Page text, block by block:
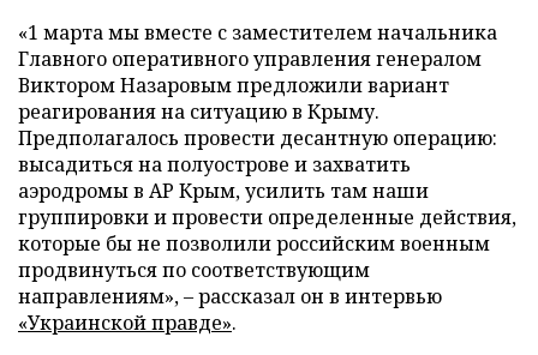
«1 марта мы вместе с заместителем начальника
Главного оперативного управления генералом
Виктором Назаровым предложили вариант
реагирования на ситуацию в Крыму.
Предполагалось провести десантную операцию:
высадиться на полуострове и захватить
аэродромы в АР Крым, усилить там наши
группировки и провести определенные действия,
которые бы не позволили российским военным
продвинуться по соответствующим
направлениям», – рассказал он в интервью
«Украинской правде».